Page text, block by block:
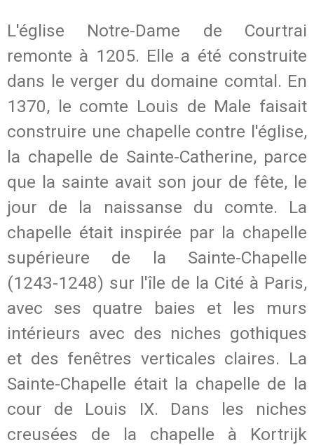
L'église Notre-Dame de Courtrai
remonte à 1205. Elle a été construite
dans le verger du domaine comtal. En
1370, le comte Louis de Male faisait
construire une chapelle contre l'église,
la chapelle de Sainte-Catherine, parce
que la sainte avait son jour de fête, le
jour de la naissanse du comte. La
chapelle était inspirée par la chapelle
supérieure de la Sainte-Chapelle
(1243-1248) sur l'île de la Cité à Paris,
avec ses quatre baies et les murs
intérieurs avec des niches gothiques
et des fenêtres verticales claires. La
Sainte-Chapelle était la chapelle de la
cour de Louis IX. Dans les niches
creusées de la chapelle à Kortrijk